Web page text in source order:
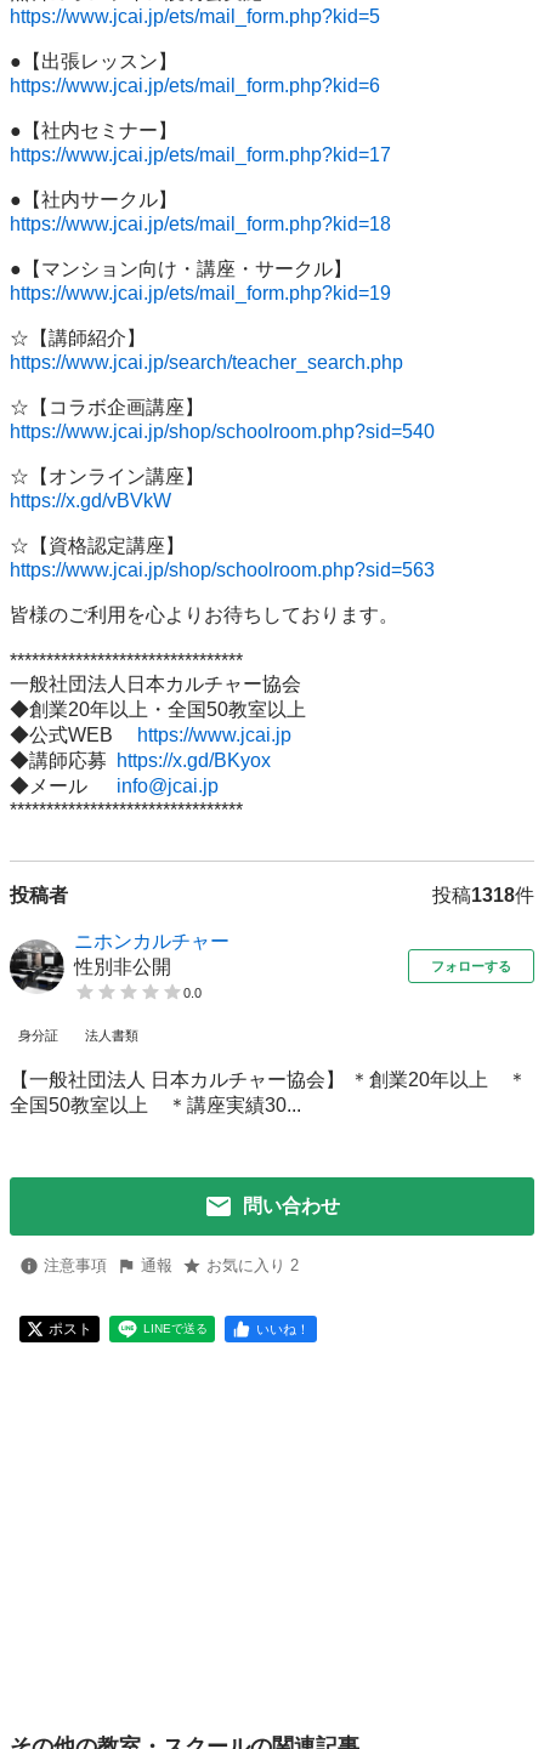
https://www.jcai.jp/ets/mail_form.php?kid=5
https://www.jcai.jp/ets/mail_form.php?kid=6
https://www.jcai.jp/ets/mail_form.php?kid=17
https://www.jcai.jp/ets/mail_form.php?kid=18
https://www.jcai.jp/ets/mail_form.php?kid=19
https://www.jcai.jp/search/teacher_search.php
https://www.jcai.jp/shop/schoolroom.php?sid=540
https://x.gd/vBVkW
https://www.jcai.jp/shop/schoolroom.php?sid=563
皆様のご利用を心よりお待ちしております。
********************************
一般社団法人日本カルチャー協会
◆創業20年以上・全国50教室以上
◆公式WEB
https://www.jcai.jp
◆講師応募
https://x.gd/BKyox
◆メール info@jcai.jp
********************************
投稿者 投稿1318件
ニホンカルチャー
性別非公開
0.0
フォローする
身分証 法人書類
【一般社団法人 日本カルチャー協会】 ＊創業20年以上 ＊
全国50教室以上 ＊講座実績30...
問い合わせ
注意事項 通報 お気に入り 2
ポスト LINEで送る いいね！